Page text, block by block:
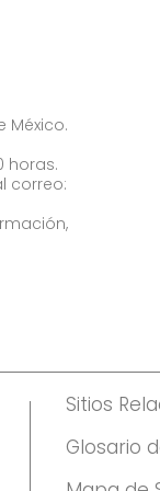
México.
horas.
correo:
Sitios
Glosario